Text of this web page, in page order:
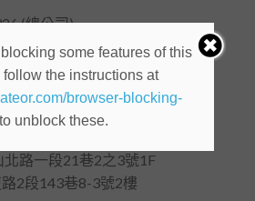
(總公司)
(總公司)
路一段21巷2之3號1F
2段143巷8-3號2樓
some features of this
the instructions at
browser-blocking-
unblock these.